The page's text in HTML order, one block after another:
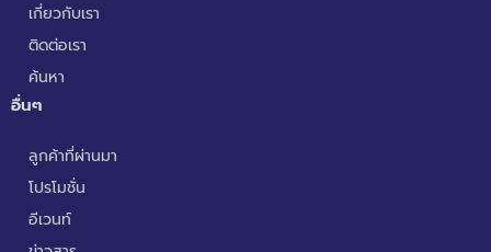
เกี่ยวกับเรา
ติดต่อเรา
ค้นหา
อื่นๆ
ลูกค้าที่ผ่านมา
โปรโมชั่น
อีเวนท์